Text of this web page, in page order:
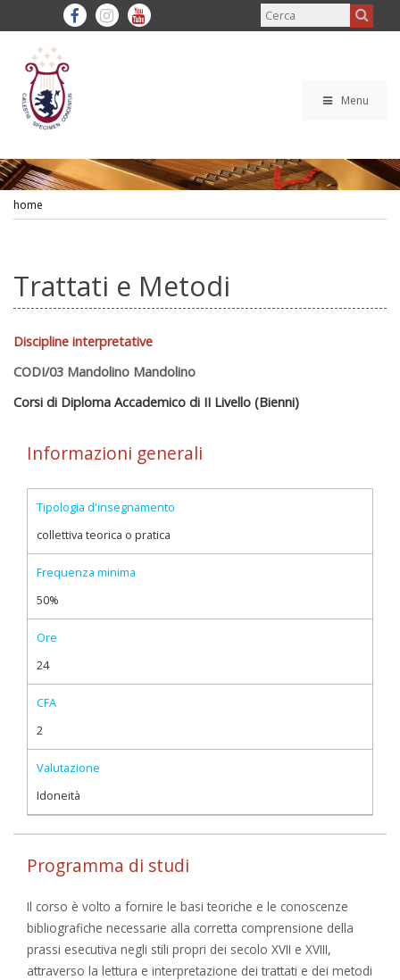
Menu
home
Trattati e Metodi
Discipline interpretative
CODI/03 Mandolino Mandolino
Corsi di Diploma Accademico di II Livello (Bienni)
Informazioni generali
Tipologia d'insegnamento
collettiva teorica o pratica
Frequenza minima
50%
Ore
24
CFA
2
Valutazione
Idoneità
Programma di studi
Il corso è volto a fornire le basi teoriche e le conoscenze
bibliografiche necessarie alla corretta comprensione della
prassi esecutiva negli stili propri dei secolo XVII e XVIII,
attraverso la lettura e interpretazione dei trattati e dei metodi